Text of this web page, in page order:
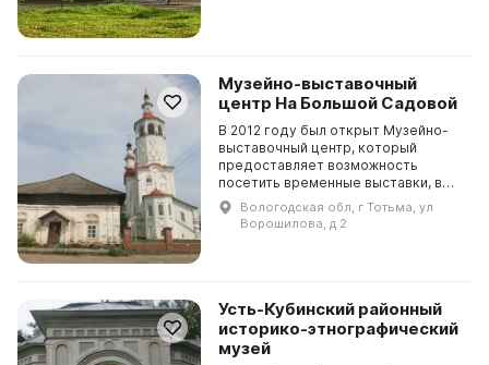
Музейно-выставочный
центр На Большой Садовой
В 2012 году был открыт Музейно-
выставочный центр, который
предоставляет возможность
посетить временные выставки, в
частности, «Тотемские женщины в
культуре» и «Ярмарку»,
посвящённую торговле и благотв...
Вологодская обл, г Тотьма, ул
Ворошилова, д 2
Усть-Кубинский районный
историко-этнографический
музей